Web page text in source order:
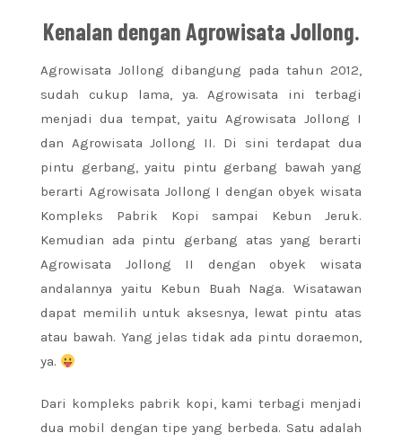
Kenalan dengan Agrowisata Jollong.
Agrowisata Jollong dibangung pada tahun 2012,
sudah cukup lama, ya. Agrowisata ini terbagi
menjadi dua tempat, yaitu Agrowisata Jollong I
dan Agrowisata Jollong II. Di sini terdapat dua
pintu gerbang, yaitu pintu gerbang bawah yang
berarti Agrowisata Jollong I dengan obyek wisata
Kompleks Pabrik Kopi sampai Kebun Jeruk.
Kemudian ada pintu gerbang atas yang berarti
Agrowisata Jollong II dengan obyek wisata
andalannya yaitu Kebun Buah Naga. Wisatawan
dapat memilih untuk aksesnya, lewat pintu atas
atau bawah. Yang jelas tidak ada pintu doraemon,
ya.
Dari kompleks pabrik kopi, kami terbagi menjadi
dua mobil dengan tipe yang berbeda. Satu adalah